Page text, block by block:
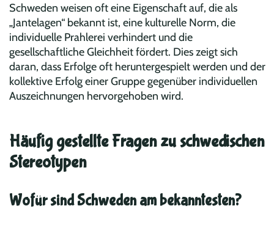
Schweden weisen oft eine Eigenschaft auf, die als
„Jantelagen“ bekannt ist, eine kulturelle Norm, die
individuelle Prahlerei verhindert und die
gesellschaftliche Gleichheit fördert. Dies zeigt sich
daran, dass Erfolge oft heruntergespielt werden und der
kollektive Erfolg einer Gruppe gegenüber individuellen
Auszeichnungen hervorgehoben wird.
Häufig gestellte Fragen zu schwedischen
Stereotypen
Wofür sind Schweden am bekanntesten?